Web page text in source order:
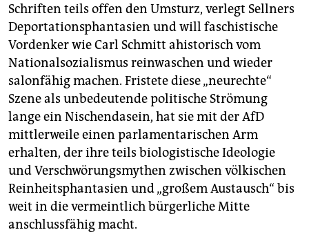
Schriften teils offen den Umsturz, verlegt Sellners
Deportationsphantasien und will faschistische
Vordenker wie Carl Schmitt ahistorisch vom
Nationalsozialismus reinwaschen und wieder
salonfähig machen. Fristete diese „neurechte“
Szene als unbedeutende politische Strömung
lange ein Nischendasein, hat sie mit der AfD
mittlerweile einen parlamentarischen Arm
erhalten, der ihre teils biologistische Ideologie
und Verschwörungsmythen zwischen völkischen
Reinheitsphantasien und „großem Austausch“ bis
weit in die vermeintlich bürgerliche Mitte
anschlussfähig macht.